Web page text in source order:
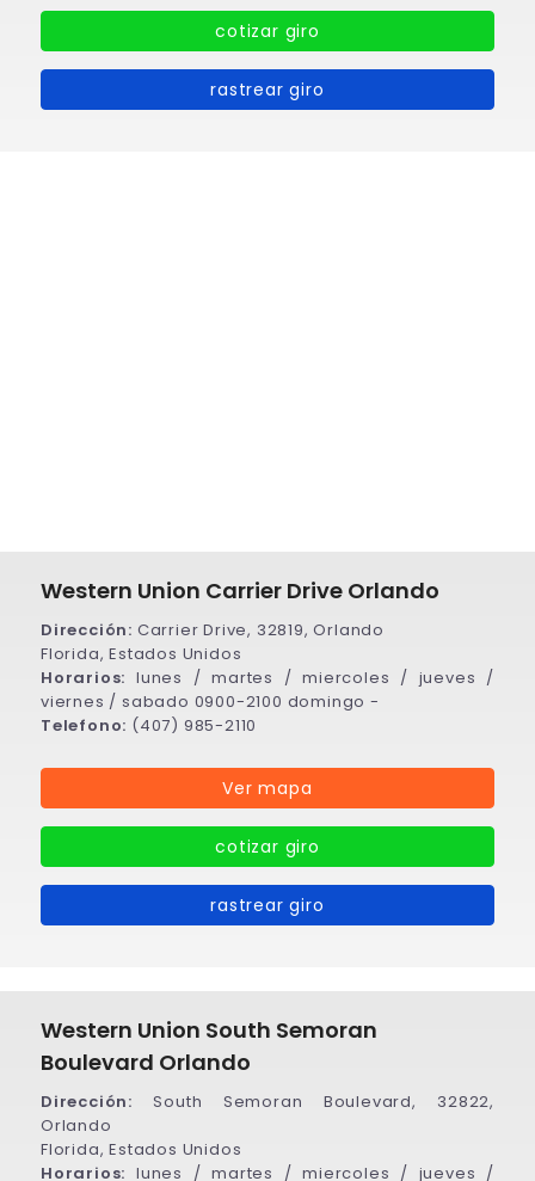
cotizar giro
rastrear giro
Western Union Carrier Drive Orlando
Dirección: Carrier Drive, 32819, Orlando
Florida, Estados Unidos
Horarios: lunes / martes / miercoles / jueves /
viernes / sabado 0900-2100 domingo -
Telefono: (407) 985-2110
Ver mapa
cotizar giro
rastrear giro
Western Union South Semoran
Boulevard Orlando
Dirección:South Semoran Boulevard, 32822,
Orlando
Florida, Estados Unidos
Horarios: lunes / martes / miercoles / jueves /